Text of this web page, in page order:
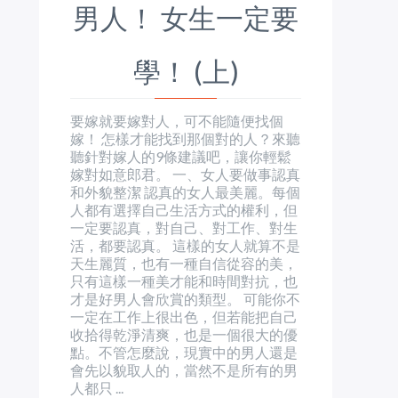
男人！ 女生一定要
學！ (上)
要嫁就要嫁對人，可不能隨便找個
嫁！ 怎樣才能找到那個對的人？來聽
聽針對嫁人的9條建議吧，讓你輕鬆
嫁對如意郎君。 一、女人要做事認真
和外貌整潔 認真的女人最美麗。每個
人都有選擇自己生活方式的權利，但
一定要認真，對自己、對工作、對生
活，都要認真。 這樣的女人就算不是
天生麗質，也有一種自信從容的美，
只有這樣一種美才能和時間對抗，也
才是好男人會欣賞的類型。 可能你不
一定在工作上很出色，但若能把自己
收拾得乾淨清爽，也是一個很大的優
點。不管怎麼說，現實中的男人還是
會先以貌取人的，當然不是所有的男
人都只 ...